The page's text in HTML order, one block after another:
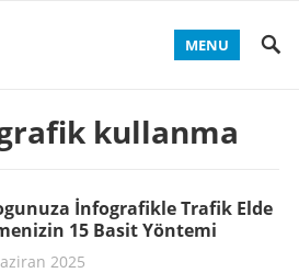
MENU
kullanma
İnfografikle Trafik Elde
15 Basit Yöntemi
2025